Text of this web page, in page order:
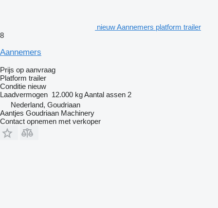
nieuw Aannemers platform trailer
8
Aannemers
Prijs op aanvraag
Platform trailer
Conditie nieuw
Laadvermogen 12.000 kgAantal assen 2
Nederland, Goudriaan
Aantjes Goudriaan Machinery
Contact opnemen met verkoper